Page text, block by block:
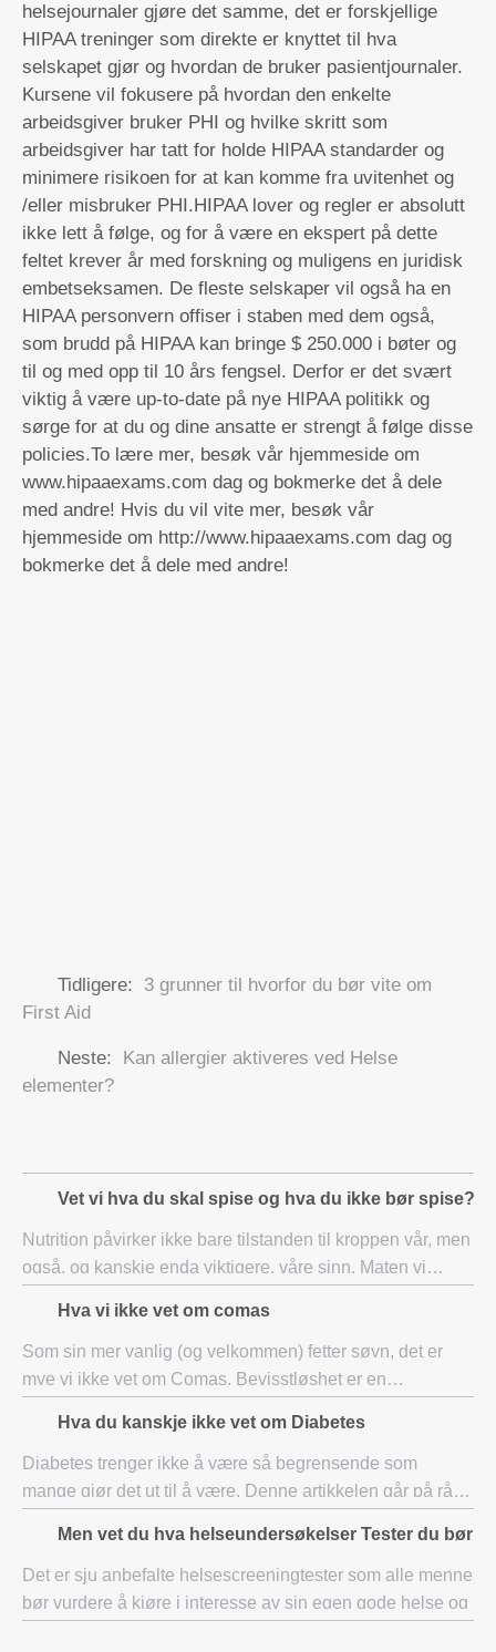
helsejournaler gjøre det samme, det er forskjellige
HIPAA treninger som direkte er knyttet til hva
selskapet gjør og hvordan de bruker pasientjournaler.
Kursene vil fokusere på hvordan den enkelte
arbeidsgiver bruker PHI og hvilke skritt som
arbeidsgiver har tatt for holde HIPAA standarder og
minimere risikoen for at kan komme fra uvitenhet og
/eller misbruker PHI.HIPAA lover og regler er absolutt
ikke lett å følge, og for å være en ekspert på dette
feltet krever år med forskning og muligens en juridisk
embetseksamen. De fleste selskaper vil også ha en
HIPAA personvern offiser i staben med dem også,
som brudd på HIPAA kan bringe $ 250.000 i bøter og
til og med opp til 10 års fengsel. Derfor er det svært
viktig å være up-to-date på nye HIPAA politikk og
sørge for at du og dine ansatte er strengt å følge disse
policies.To lære mer, besøk vår hjemmeside om
www.hipaaexams.com dag og bokmerke det å dele
med andre! Hvis du vil vite mer, besøk vår
hjemmeside om http://www.hipaaexams.com dag og
bokmerke det å dele med andre!
Tidligere:
3 grunner til hvorfor du bør vite om
First Aid
Neste:
Kan allergier aktiveres ved Helse
elementer?
Vet vi hva du skal spise og hva du ikke bør spise?
Nutrition påvirker ikke bare tilstanden til kroppen vår, men
også, og kanskje enda viktigere, våre sinn. Maten vi
gir energi, styrker immunfo
Hva vi ikke vet om comas
Som sin mer vanlig (og velkommen) fetter søvn, det er
mye vi ikke vet om Comas. Bevisstløshet er en
av det vi vet om ikke-våken statene har å
Hva du kanskje ikke vet om Diabetes
Diabetes trenger ikke å være så begrensende som
mange gjør det ut til å være. Denne artikkelen går på råd
Spre myter og gi nøyaktig informasjon om
Men vet du hva helseundersøkelser Tester du bør
Det er sju anbefalte helsescreeningtester som alle
bør vurdere å kjøre i interesse av sin egen gode helse og